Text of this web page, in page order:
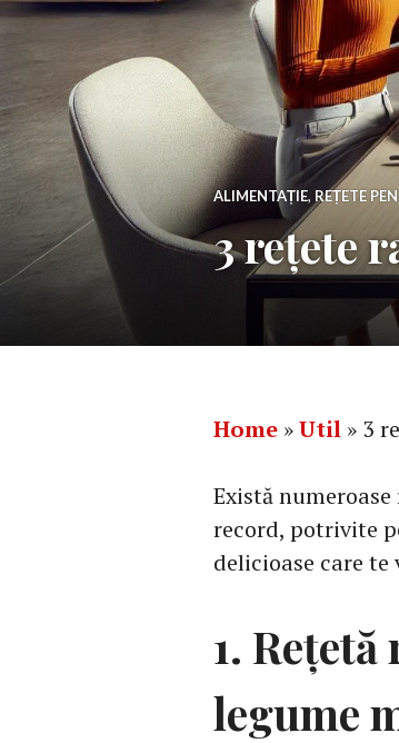
ALIMENTAȚIE, REȚETE
3 rețete
Home »Util » 3
Există
record, potrivite
delicioase care
1.
legume